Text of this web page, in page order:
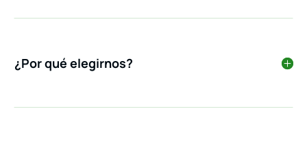
¿Por qué elegirnos?